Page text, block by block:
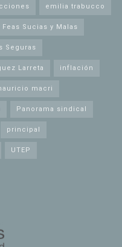
emilia trabucco
Feas Sucias y Malas
Seguras
Larreta inflación
macri
Panorama sindical
principal
UTEP